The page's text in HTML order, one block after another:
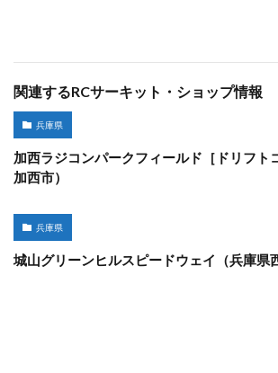
関連するRCサーキット・ショップ情報
兵庫県
加西ラジコンパークフィールド［ドリフト
加西市）
兵庫県
城山グリーンヒルスピードウェイ（兵庫県